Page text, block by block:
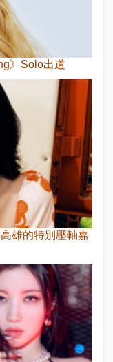
》Solo出道
雄的特別壓軸嘉